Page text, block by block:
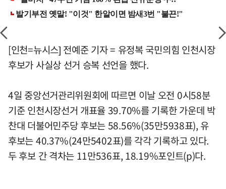
[인천=뉴시스] 전예준 기자 = 유정복 국민의힘 인천시장
후보가 사실상 선거 승복 선언을 했다.
4일 중앙선거관리위원회에 따르면 이날 오전 0시58분
기준 인천시장선거 개표율 39.70%를 기록한 가운데 박
찬대 더불어민주당 후보는 58.56%(35만5938표), 유
후보는 40.37%(24만5402표)를 각각 기록하고 있다.
두 후보 간 격차는 11만536표, 18.19%포인트(p)다.